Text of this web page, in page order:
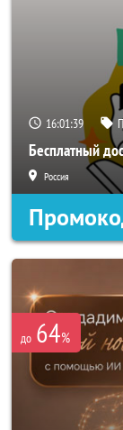
16:01:37
Бесплатный
Россия
до 64%